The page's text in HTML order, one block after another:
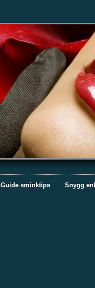
Guide sminktips Snygg